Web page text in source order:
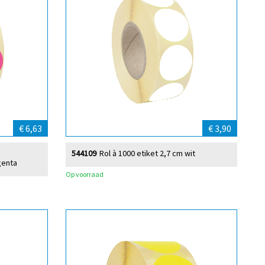
€ 6,63 € 3,90
Rol à 1000 etiket 2,7 cm wit
544109
Op voorraad